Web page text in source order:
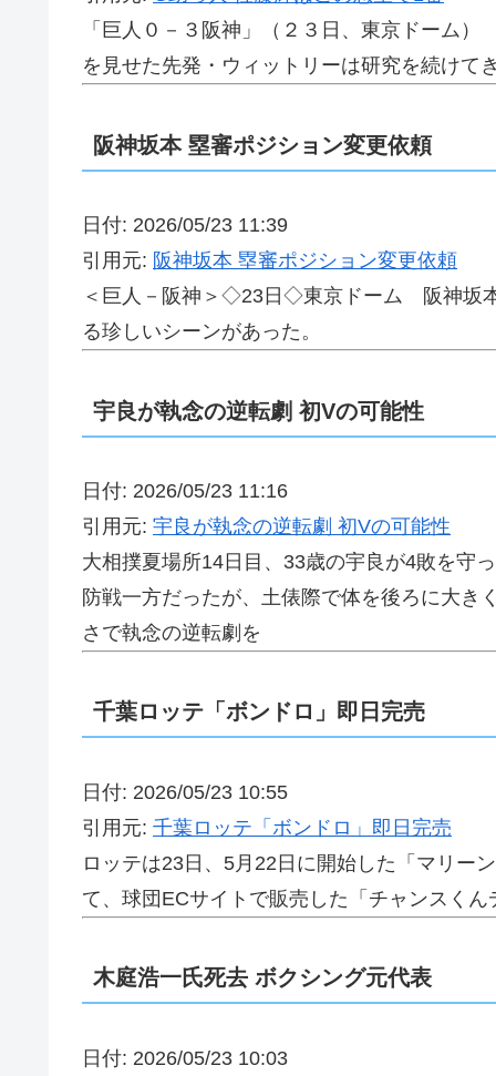
「巨人０－３阪神」（２３日、東京ドーム
を見せた先発・ウィットリーは研究を続けて
阪神坂本 塁審ポジション変更依頼
日付: 2026/05/23 11:39
引用元: 阪神坂本 塁審ポジション変更依頼
＜巨人－阪神＞◇23日◇東京ドーム 阪神坂
る珍しいシーンがあった。
宇良が執念の逆転劇 初Vの可能性
日付: 2026/05/23 11:16
引用元: 宇良が執念の逆転劇 初Vの可能性
大相撲夏場所14日目、33歳の宇良が4敗を守
防戦一方だったが、土俵際で体を後ろに大き
さで執念の逆転劇を
千葉ロッテ「ボンドロ」即日完売
日付: 2026/05/23 10:55
引用元: 千葉ロッテ「ボンドロ」即日完売
ロッテは23日、5月22日に開始した「マリー
て、球団ECサイトで販売した「チャンスく
木庭浩一氏死去 ボクシング元代表
日付: 2026/05/23 10:03